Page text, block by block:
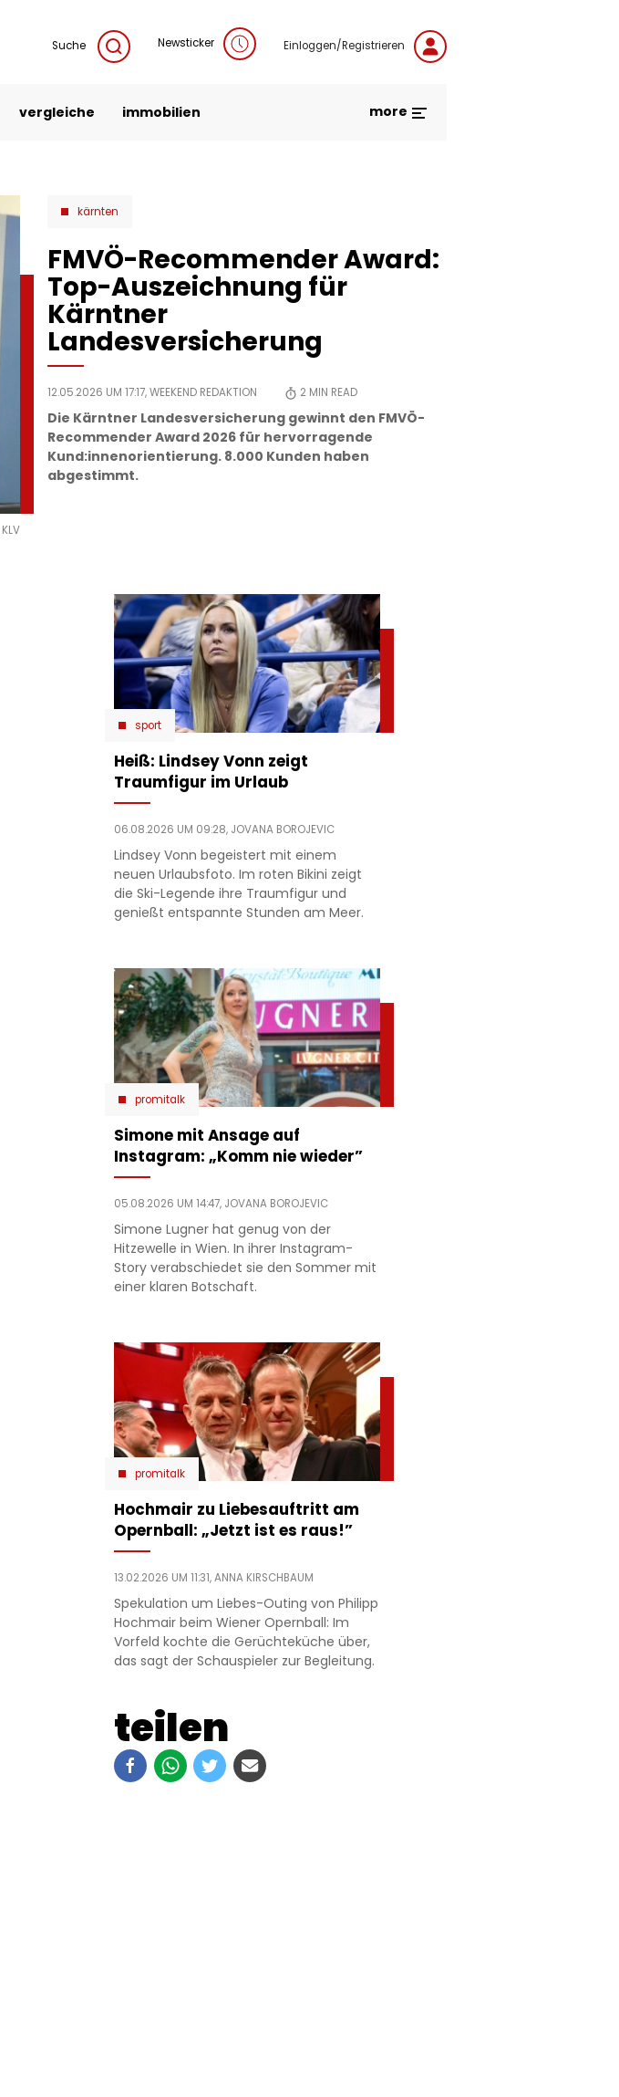
Suche Newsticker Einloggen/Registrieren
vergleiche immobilien more
KLV
kärnten
​FMVÖ-Recommender Award:
Top-Auszeichnung für
Kärntner
Landesversicherung
12.05.2026 UM 17:17,WEEKEND REDAKTION 2 MIN READ
Die Kärntner Landesversicherung gewinnt den FMVÖ-
Recommender Award 2026 für hervorragende
Kund:innenorientierung. 8.000 Kunden haben
abgestimmt.
teilen
sport
Heiß: Lindsey Vonn zeigt
Traumfigur im Urlaub
06.08.2026 UM 09:28, JOVANA BOROJEVIC
Lindsey Vonn begeistert mit einem
neuen Urlaubsfoto. Im roten Bikini zeigt
die Ski-Legende ihre Traumfigur und
genießt entspannte Stunden am Meer.
promitalk
Simone mit Ansage auf
Instagram: „Komm nie wieder”
05.08.2026 UM 14:47, JOVANA BOROJEVIC
Simone Lugner hat genug von der
Hitzewelle in Wien. In ihrer Instagram-
Story verabschiedet sie den Sommer mit
einer klaren Botschaft.
promitalk
Hochmair zu Liebesauftritt am
Opernball: „Jetzt ist es raus!”
13.02.2026 UM 11:31,ANNA KIRSCHBAUM
Spekulation um Liebes-Outing von Philipp
Hochmair beim Wiener Opernball: Im
Vorfeld kochte die Gerüchteküche über,
das sagt der Schauspieler zur Begleitung.